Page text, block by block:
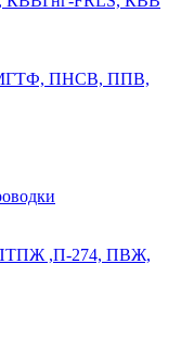
ПНСВ, ППВ,
,П-274, ПВЖ,